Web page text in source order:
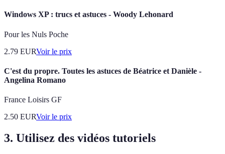
Windows XP : trucs et astuces - Woody Lehonard
Pour les Nuls Poche
2.79 EURVoir le prix
C'est du propre. Toutes les astuces de Béatrice et Danièle -
Angelina Romano
France Loisirs GF
2.50 EURVoir le prix
3. Utilisez des vidéos tutoriels